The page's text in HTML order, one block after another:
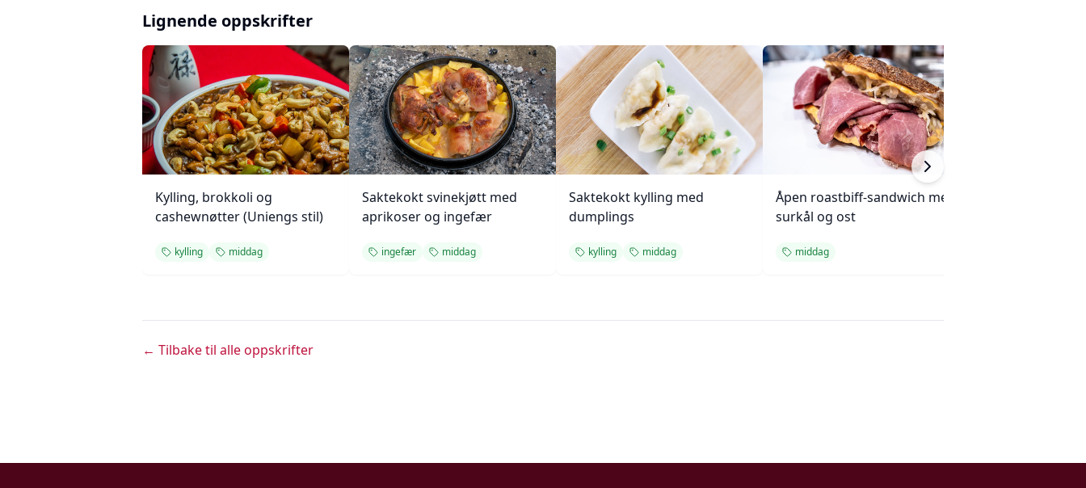
Lignende oppskrifter
Kylling, brokkoli og
cashewnøtter (Uniengs stil)
kylling middag
Saktekokt svinekjøtt med
aprikoser og ingefær
ingefær middag
Saktekokt kylling med
dumplings
kylling middag
Åpen roastbiff-sandwich med
surkål og ost
middag
← Tilbake til alle oppskrifter